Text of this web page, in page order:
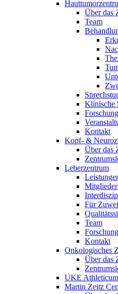
Über das
Team
Klinische
Forschung
Kontakt
Kopf- &
Über das
Leberzentrum
Mitglieder
Für
Team
Forschung
Kontakt
Onkologisches
Über das
UKE Athleticum
Martin Zeitz